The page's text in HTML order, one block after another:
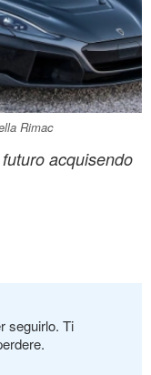
Rimac
acquisendo
seguirlo. Ti